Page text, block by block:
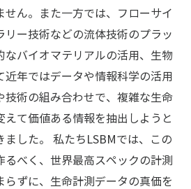
せん。また一方では、フローサイ
リー技術などの流体技術のプラッ
なバイオマテリアルの活用、生物
近年ではデータや情報科学の活用
技術の組み合わせで、複雑な生命
えて価値ある情報を抽出しようと
した。
私たちLSBMでは、この
るべく、世界最高スペックの計測
らずに、生命計測データの真価を